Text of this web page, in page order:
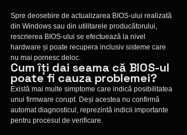
Spre deosebire de actualizarea BIOS-ului realizată
din Windows sau din utilitarele producătorului,
rescrierea BIOS-ului se efectuează la nivel
hardware și poate recupera inclusiv sisteme care
nu mai pornesc deloc.
Cum îți dai seama că BIOS-ul
poate fi cauza problemei?
Există mai multe simptome care indică posibilitatea
unui firmware corupt. Deși acestea nu confirmă
automat diagnosticul, reprezintă indicii importante
pentru procesul de verificare.